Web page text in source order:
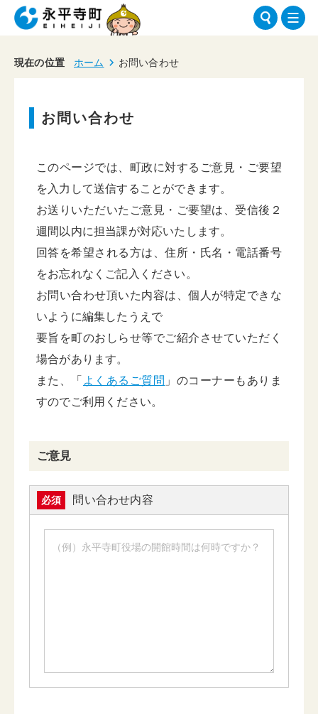
現在の位置 ホーム お問い合わせ
お問い合わせ
このページでは、町政に対するご意見・ご要望
を入力して送信することができます。
お送りいただいたご意見・ご要望は、受信後２
週間以内に担当課が対応いたします。
回答を希望される方は、住所・氏名・電話番号
をお忘れなくご記入ください。
お問い合わせ頂いた内容は、個人が特定できな
いように編集したうえで
要旨を町のおしらせ等でご紹介させていただく
場合があります。
また、「 よくあるご質問 」のコーナーもありま
すのでご利用ください。
ご意見
必須 問い合わせ内容